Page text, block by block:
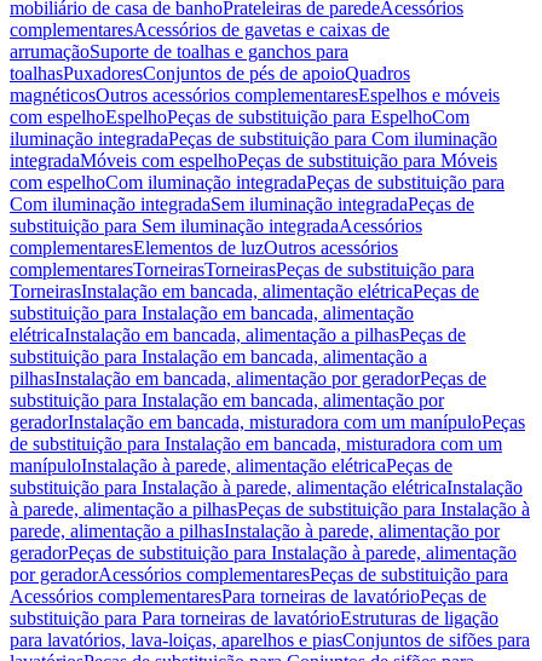
mobiliário de casa de banhoPrateleiras de paredeAcessórios
complementaresAcessórios de gavetas e caixas de
arrumaçãoSuporte de toalhas e ganchos para
toalhasPuxadoresConjuntos de pés de apoioQuadros
magnéticosOutros acessórios complementaresEspelhos e móveis
com espelhoEspelhoPeças de substituição para EspelhoCom
iluminação integradaPeças de substituição para Com iluminação
integradaMóveis com espelhoPeças de substituição para Móveis
com espelhoCom iluminação integradaPeças de substituição para
Com iluminação integradaSem iluminação integradaPeças de
substituição para Sem iluminação integradaAcessórios
complementaresElementos de luzOutros acessórios
complementaresTorneirasTorneirasPeças de substituição para
TorneirasInstalação em bancada, alimentação elétricaPeças de
substituição para Instalação em bancada, alimentação
elétricaInstalação em bancada, alimentação a pilhasPeças de
substituição para Instalação em bancada, alimentação a
pilhasInstalação em bancada, alimentação por geradorPeças de
substituição para Instalação em bancada, alimentação por
geradorInstalação em bancada, misturadora com um manípuloPeças
de substituição para Instalação em bancada, misturadora com um
manípuloInstalação à parede, alimentação elétricaPeças de
substituição para Instalação à parede, alimentação elétricaInstalação
à parede, alimentação a pilhasPeças de substituição para Instalação à
parede, alimentação a pilhasInstalação à parede, alimentação por
geradorPeças de substituição para Instalação à parede, alimentação
por geradorAcessórios complementaresPeças de substituição para
Acessórios complementaresPara torneiras de lavatórioPeças de
substituição para Para torneiras de lavatórioEstruturas de ligação
para lavatórios, lava-loiças, aparelhos e piasConjuntos de sifões para